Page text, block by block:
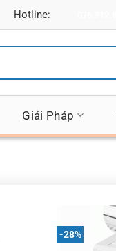
Hotline:
Giải Pháp
-28%